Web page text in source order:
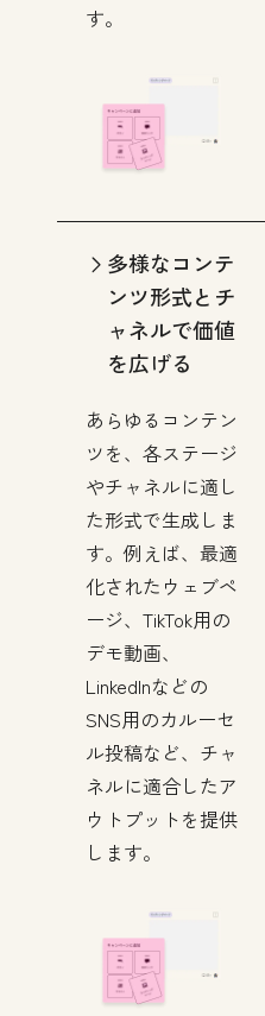
す。
多様なコンテ
ンツ形式とチ
ャネルで価値
を広げる
あらゆるコンテン
ツを、各ステージ
やチャネルに適し
た形式で生成しま
す。例えば、最適
化されたウェブペ
ージ、TikTok用の
デモ動画、
LinkedInなどの
SNS用のカルーセ
ル投稿など、チャ
ネルに適合したア
ウトプットを提供
します。